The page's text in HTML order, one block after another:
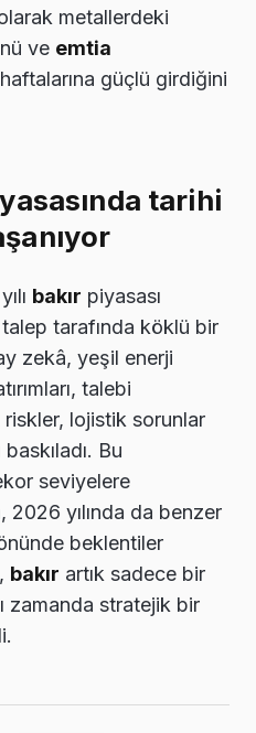
metallerdeki
ve emtia
haftalarına güçlü girdiğini
tarihi
bakır piyasası
talep tarafında köklü bir
zekâ, yeşil enerji
talebi
lojistik sorunlar
Bu
seviyelere
2026 yılında da benzer
beklentiler
bakır artık sadece bir
zamanda stratejik bir